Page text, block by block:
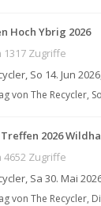
Hoch Ybrig 2026
1317 Zugriffe
, So 14. Jun
von The Recycler,
2026
Zugriffe
, Sa 30. Mai
von The Recycler,